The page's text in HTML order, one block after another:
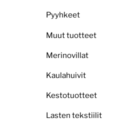
Pyyhkeet
Muut tuotteet
Merinovillat
Kaulahuivit
Kestotuotteet
Lasten tekstiilit